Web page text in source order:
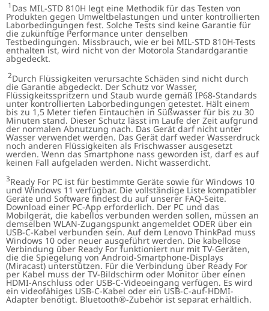
1 Das MIL-STD 810H legt eine Methodik für das Testen von
Produkten gegen Umweltbelastungen und unter kontrollierten
Laborbedingungen fest. Solche Tests sind keine Garantie für
die zukünftige Performance unter denselben
Testbedingungen. Missbrauch, wie er bei MIL-STD 810H-Tests
enthalten ist, wird nicht von der Motorola Standardgarantie
abgedeckt.
2Durch Flüssigkeiten verursachte Schäden sind nicht durch
die Garantie abgedeckt. Der Schutz vor Wasser,
Flüssigkeitsspritzern und Staub wurde gemäß IP68-Standards
unter kontrollierten Laborbedingungen getestet. Hält einem
bis zu 1,5 Meter tiefen Eintauchen in Süßwasser für bis zu 30
Minuten stand. Dieser Schutz lässt im Laufe der Zeit aufgrund
der normalen Abnutzung nach. Das Gerät darf nicht unter
Wasser verwendet werden. Das Gerät darf weder Wasserdruck
noch anderen Flüssigkeiten als Frischwasser ausgesetzt
werden. Wenn das Smartphone nass geworden ist, darf es auf
keinen Fall aufgeladen werden. Nicht wasserdicht.
3Ready For PC ist für bestimmte Geräte sowie für Windows 10
und Windows 11 verfügbar. Die vollständige Liste kompatibler
Geräte und Software findest du auf unserer FAQ-Seite.
Download einer PC-App erforderlich. Der PC und das
Mobilgerät, die kabellos verbunden werden sollen, müssen an
demselben WLAN-Zugangspunkt angemeldet ODER über ein
USB-C-Kabel verbunden sein. Auf dem Lenovo ThinkPad muss
Windows 10 oder neuer ausgeführt werden. Die kabellose
Verbindung über Ready For funktioniert nur mit TV-Geräten,
die die Spiegelung von Android-Smartphone-Displays
(Miracast) unterstützen. Für die Verbindung über Ready For
per Kabel muss der TV-Bildschirm oder Monitor über einen
HDMI-Anschluss oder USB-C-Videoeingang verfügen. Es wird
ein videofähiges USB-C-Kabel oder ein USB-C-auf-HDMI-
Adapter benötigt. Bluetooth®-Zubehör ist separat erhältlich.